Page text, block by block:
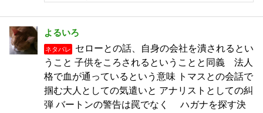
よるいろ
ネタバレ
セローとの話、自身の会社を潰されるとい
うこと 子供をころされるということと同義 法人
格で血が通っているという意味 トマスとの会話で
掴む大人としての気遣いと アナリストとしての糾
弾 バートンの警告は罠でなく ハガナを探す決